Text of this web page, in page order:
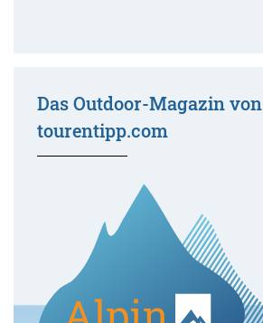
Das Outdoor-Magazin von
tourentipp.com